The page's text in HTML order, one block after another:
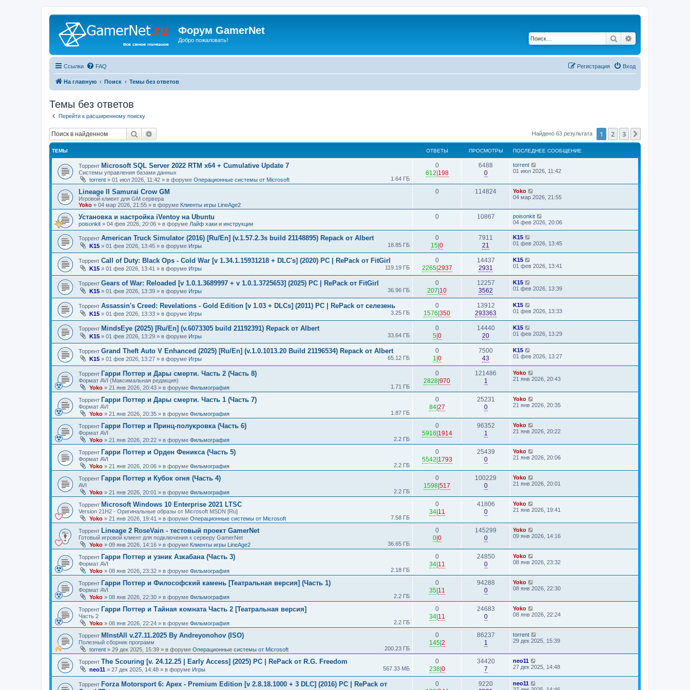
Форум GamerNet
Добро пожаловать! Поиск
Ссылки FAQ Вход
Регистрация
На главную Поиск Темы без ответов
Темы без ответов
Перейти к расширенному поиску
Поиск Найдено 63 результата 1 2 3
ТЕМЫ ОТВЕТЫ ПРОСМОТРЫ ПОСЛЕДНЕЕ СООБЩЕНИЕ
Торрент Microsoft SQL Server 2022 RTM x64 + Cumulative Update 7
Системы управления базами данных
torrent » 01 июл 2026, 11:42 » в форуме Операционные системы от Microsoft 1.64 ГБ
0
612 198
6488
0
torrent
01 июл 2026, 11:42
Lineage II Samurai Crow GM
Игровой клиент для GM сервера
Yoko » 04 мар 2026, 21:55 » в форуме Клиенты игры LineAge2
0 114824
Yoko
04 мар 2026, 21:55
Установка и настройка iVentoy на Ubuntu
poisonkit » 04 фев 2026, 20:06 » в форуме Лайф хаки и инструкции
0 10867
poisonkit
04 фев 2026, 20:06
Торрент American Truck Simulator (2016) [Ru/En] (v.1.57.2.3s build 21148895) Repack от Albert
K15 » 01 фев 2026, 13:45 » в форуме Игры 18.85 ГБ
0
15 0
7911
21
K15
01 фев 2026, 13:45
Торрент Call of Duty: Black Ops - Cold War [v 1.34.1.15931218 + DLC's] (2020) PC | RePack от FitGirl
K15 » 01 фев 2026, 13:41 » в форуме Игры 119.19 ГБ
0
2265| 2937
14437
2931
K15
01 фев 2026, 13:41
Торрент Gears of War: Reloaded [v 1.0.1.3689997 + v 1.0.1.3725653] (2025) PC | RePack от FitGirl
K15 » 01 фев 2026, 13:39 » в форуме Игры 36.96 ГБ
0
207 10
12257
3562
K15
01 фев 2026, 13:39
Торрент Assassin's Creed: Revelations - Gold Edition [v 1.03 + DLCs] (2011) PC | RePack от селезень
K15 » 01 фев 2026, 13:33 » в форуме Игры 3.25 ГБ
0
1576 350
13912
293363
K15
01 фев 2026, 13:33
Торрент MindsEye (2025) [Ru/En] (v.6073305 build 21192391) Repack от Albert
K15 » 01 фев 2026, 13:29 » в форуме Игры 33.64 ГБ
0
5| 0
14440
20
K15
01 фев 2026, 13:29
Торрент Grand Theft Auto V Enhanced (2025) [Ru/En] (v.1.0.1013.20 Build 21196534) Repack от Albert
K15 » 01 фев 2026, 13:27 » в форуме Игры 65.12 ГБ
0
1 0
7500
43
K15
01 фев 2026, 13:27
Торрент Гарри Поттер и Дары смерти. Часть 2 (Часть 8)
Формат AVI (Максимальная редакция)
Yoko » 21 янв 2026, 20:43 » в форуме Фильмография 1.71 ГБ
0
2828 970
121486
1
Yoko
21 янв 2026, 20:43
Торрент Гарри Поттер и Дары смерти. Часть 1 (Часть 7)
Формат AVI
Yoko » 21 янв 2026, 20:35 » в форуме Фильмография 1.87 ГБ
0
84| 27
25231
0
Yoko
21 янв 2026, 20:35
Торрент Гарри Поттер и Принц-полукровка (Часть 6)
Формат AVI
Yoko » 21 янв 2026, 20:22 » в форуме Фильмография 2.2 ГБ
0
5916 1914
96352
1
Yoko
21 янв 2026, 20:22
Торрент Гарри Поттер и Орден Феникса (Часть 5)
Формат AVI
Yoko » 21 янв 2026, 20:06 » в форуме Фильмография 2.2 ГБ
0
5542 1793
25439
0
Yoko
21 янв 2026, 20:06
Торрент Гарри Поттер и Кубок огня (Часть 4)
AVI
Yoko » 21 янв 2026, 20:01 » в форуме Фильмография 2.2 ГБ
0
1598 517
100229
0
Yoko
21 янв 2026, 20:01
Торрент Microsoft Windows 10 Enterprise 2021 LTSC
Version 21H2 - Оригинальные образы от Microsoft MSDN [Ru]
Yoko » 21 янв 2026, 19:41 » в форуме Операционные системы от Microsoft 7.58 ГБ
0
34| 11
41806
0
Yoko
21 янв 2026, 19:41
Торрент Lineage 2 RoseVain - тестовый проект GamerNet
Готовый игровой клиент для подключения к серверу GamerNet
Yoko » 09 янв 2026, 14:16 » в форуме Клиенты игры LineAge2 36.65 ГБ
0
0| 0
145299
0
Yoko
09 янв 2026, 14:16
Торрент Гарри Поттер и узник Азкабана (Часть 3)
Формат AVI
Yoko » 08 янв 2026, 23:32 » в форуме Фильмография 2.18 ГБ
0
34| 11
24850
0
Yoko
08 янв 2026, 23:32
Торрент Гарри Поттер и Философский камень [Театральная версия] (Часть 1)
Формат AVI
Yoko » 08 янв 2026, 22:30 » в форуме Фильмография 2.2 ГБ
0
35| 11
94288
0
Yoko
08 янв 2026, 22:30
Торрент Гарри Поттер и Тайная комната Часть 2 [Театральная версия]
Часть 2
Yoko » 08 янв 2026, 22:24 » в форуме Фильмография 2.2 ГБ
0
34| 11
24683
0
Yoko
08 янв 2026, 22:24
Торрент MInstAll v.27.11.2025 By Andreyonohov (ISO)
Полезный сборник программ
torrent » 29 дек 2025, 15:39 » в форуме Операционные системы от Microsoft 200.23 ГБ
0
145| 2
86237
1
torrent
29 дек 2025, 15:39
Торрент The Scouring [v. 24.12.25 | Early Access] (2025) PC | RePack от R.G. Freedom
neo11 » 27 дек 2025, 14:48 » в форуме Игры 567.33 МБ
0
238| 0
34420
7
neo11
27 дек 2025, 14:48
Торрент Forza Motorsport 6: Apex - Premium Edition [v 2.8.18.1000 + 3 DLC] (2016) PC | RePack от
0
9220
neo11